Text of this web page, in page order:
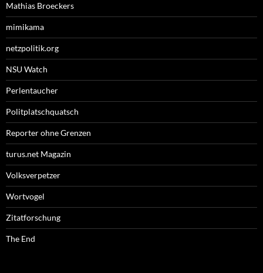
Mathias Broeckers
mimikama
netzpolitik.org
NSU Watch
Perlentaucher
Politplatschquatsch
Reporter ohne Grenzen
turus.net Magazin
Volksverpetzer
Wortvogel
Zitatforschung
The End